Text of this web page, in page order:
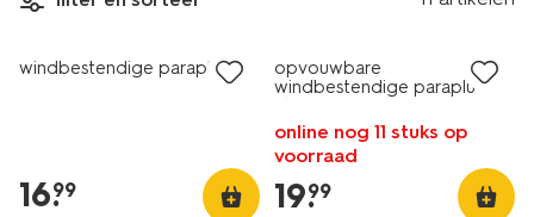
windbestendige paraplu
16.
99
opvouwbare
windbestendige paraplu
Ø100x45 zwart
online nog 11 stuks op
voorraad
19.
99